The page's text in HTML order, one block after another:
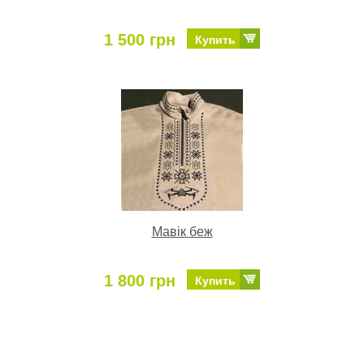
1 500 грн Купить
Мавік беж
1 800 грн Купить